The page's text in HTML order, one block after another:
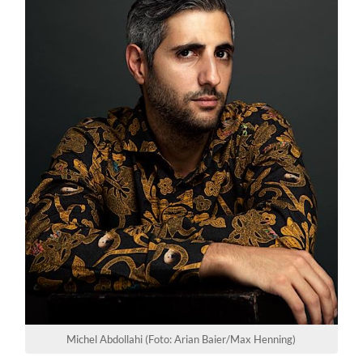
Michel Abdollahi (Foto: Arian Baier/Max Henning)